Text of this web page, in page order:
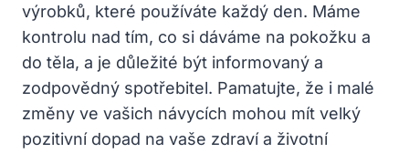
výrobků, které používáte každý den. Máme
kontrolu nad tím, co si dáváme na pokožku a
do těla, a je důležité být informovaný a
zodpovědný spotřebitel. Pamatujte, že i malé
změny ve vašich návycích mohou mít velký
pozitivní dopad na vaše zdraví a životní